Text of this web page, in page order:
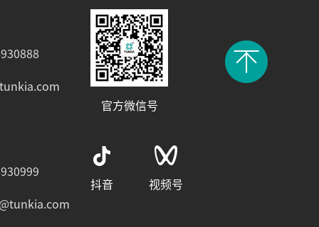
官方微信号
抖音 视频号